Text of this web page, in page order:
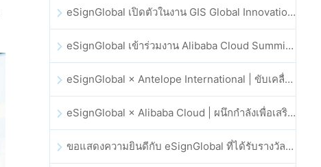
eSignGlobal เปิดตัวในงาน GIS Global Innovation Exhibition 2025
eSignGlobal เข้าร่วมงาน Alibaba Cloud Summit 2025 ที่ฮ่องกง เพื่อขับเคลื่อนนวัตกรรมคลาวด์ที่ขับเคลื่อนด้วย AI และความเชื่อมั่นทางดิจิทัล
eSignGlobal × Antelope International | ขับเคลื่อนเวิร์กโฟลดิจิทัลที่ปลอดภัยและขับเคลื่อนด้วย AI
eSignGlobal × Alibaba Cloud | ผนึกกำลังเพื่อเสริมสร้างความเชื่อมั่นดิจิทัลระดับโลกสำหรับฟินเทค
ขอแสดงความยินดีกับ eSignGlobal ที่ได้รับรางวัล CAHK STAR Award 2025